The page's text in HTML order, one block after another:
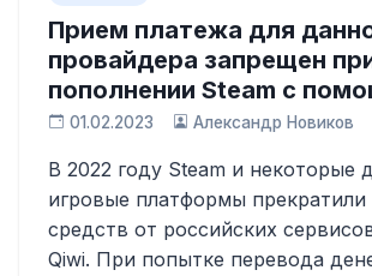
Прием платежа для
провайдера запрещен
пополнении Steam с
01.02.2023 Александр Новиков
В 2022 году Steam и некоторые
игровые платформы
средств от российских
Qiwi. При попытке перевода